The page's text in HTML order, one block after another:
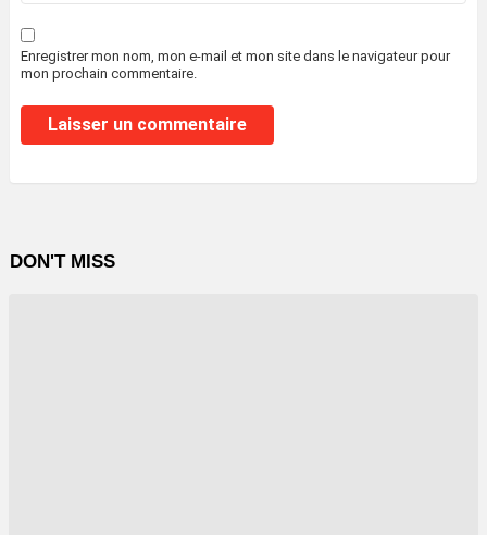
Enregistrer mon nom, mon e-mail et mon site dans le navigateur pour
mon prochain commentaire.
DON'T MISS